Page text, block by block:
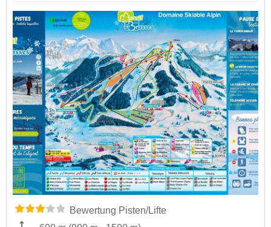
Bewertung Pisten/Lifte